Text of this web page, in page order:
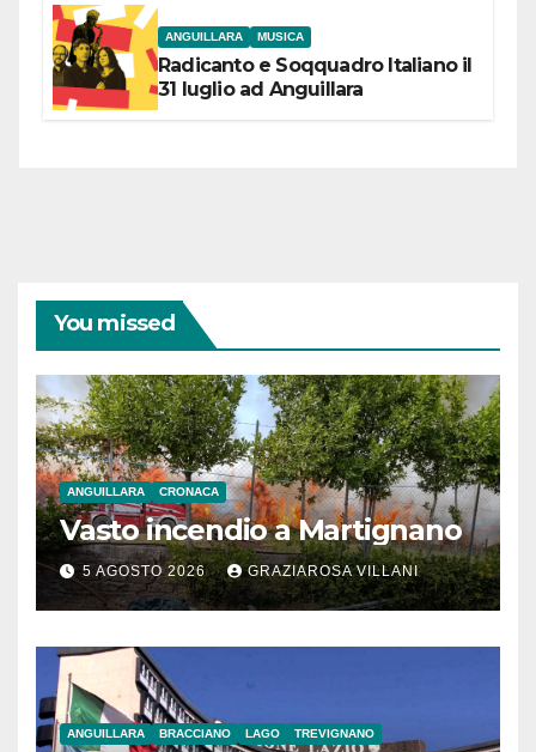
ANGUILLARA MUSICA
Radicanto e Soqquadro Italiano il
31 luglio ad Anguillara
You missed
ANGUILLARA CRONACA
Vasto incendio a Martignano
5 AGOSTO 2026 GRAZIAROSA VILLANI
ANGUILLARA BRACCIANO LAGO TREVIGNANO